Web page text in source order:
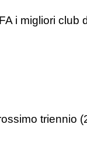
i migliori
triennio